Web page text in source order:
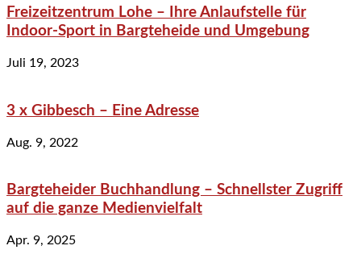
Freizeitzentrum Lohe – Ihre Anlaufstelle für
Indoor-Sport in Bargteheide und Umgebung
Juli 19, 2023
3 x Gibbesch – Eine Adresse
Aug. 9, 2022
Bargteheider Buchhandlung – Schnellster Zugriff
auf die ganze Medienvielfalt
Apr. 9, 2025